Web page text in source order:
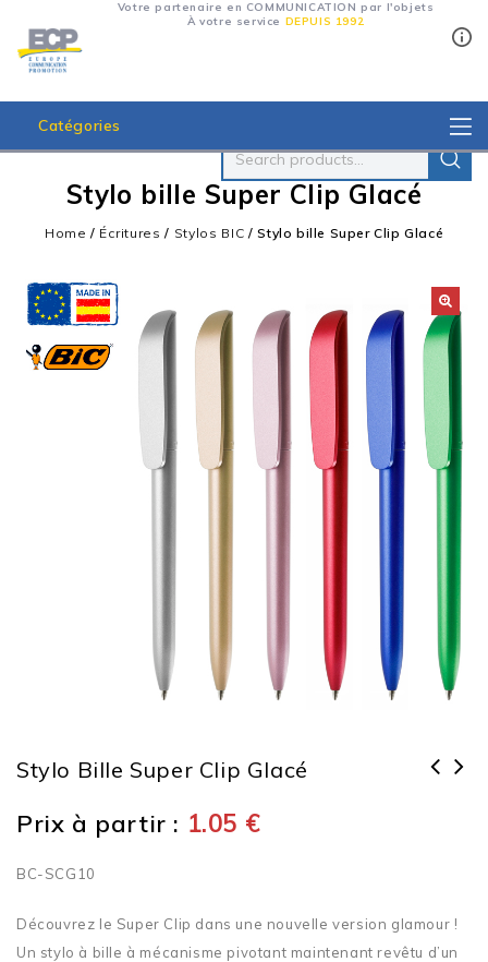
Votre partenaire en COMMUNICATION par l'objets
À votre service DEPUIS 1992
Catégories
Stylo bille Super Clip Glacé
Home / Écritures / Stylos BIC /Stylo bille Super Clip Glacé
Stylo Bille Super Clip Glacé
Prix à partir : 1.05 €
BC-SCG10
Découvrez le Super Clip dans une nouvelle version glamour !
Un stylo à bille à mécanisme pivotant maintenant revêtu d’un